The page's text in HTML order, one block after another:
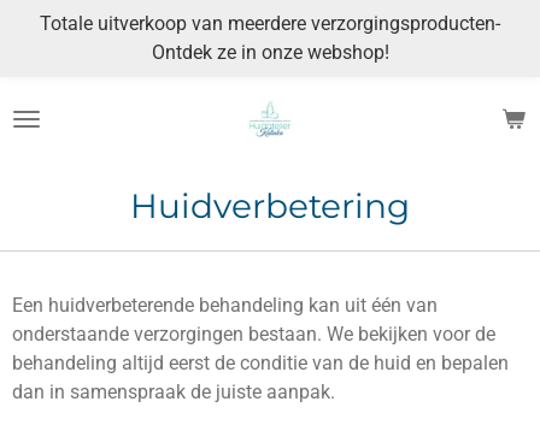
de
Totale uitverkoop van meerdere verzorgingsproducten-
Ontdek ze in onze webshop!
Huidverbetering
Een huidverbeterende behandeling kan uit één van
onderstaande verzorgingen bestaan. We bekijken voor de
behandeling altijd eerst de conditie van de huid en bepalen
dan in samenspraak de juiste aanpak.